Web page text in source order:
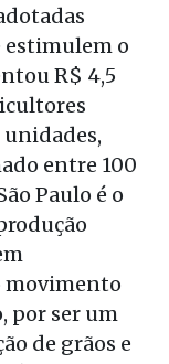
estimulem o
R$ 4,5
entre 100
Paulo é o
movimento
por ser um
de grãos e